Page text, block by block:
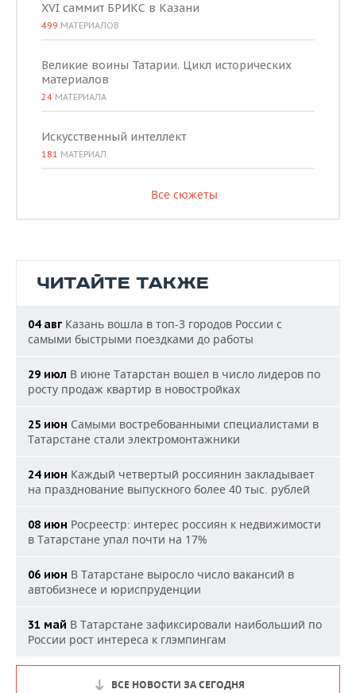
XVI саммит БРИКС в Казани
499 МАТЕРИАЛОВ
Великие воины Татарии. Цикл исторических
материалов
24 МАТЕРИАЛА
Искусственный интеллект
181 МАТЕРИАЛ
Все сюжеты
ЧИТАЙТЕ ТАКЖЕ
04 авг Казань вошла в топ-3 городов России с
самыми быстрыми поездками до работы
29 июл В июне Татарстан вошел в число лидеров по
росту продаж квартир в новостройках
25 июн Самыми востребованными специалистами в
Татарстане стали электромонтажники
24 июн Каждый четвертый россиянин закладывает
на празднование выпускного более 40 тыс. рублей
08 июн Росреестр: интерес россиян к недвижимости
в Татарстане упал почти на 17%
06 июн В Татарстане выросло число вакансий в
автобизнесе и юриспруденции
31 май В Татарстане зафиксировали наибольший по
России рост интереса к глэмпингам
ВСЕ НОВОСТИ ЗА СЕГОДНЯ